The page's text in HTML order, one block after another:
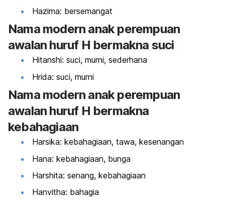
Hazima: bersemangat
Nama modern anak perempuan
awalan huruf H bermakna suci
Hitanshi: suci, murni, sederhana
Hrida: suci, murni
Nama modern anak perempuan
awalan huruf H bermakna
kebahagiaan
Harsika: kebahagiaan, tawa, kesenangan
Hana: kebahagiaan, bunga
Harshita: senang, kebahagiaan
Hanvitha: bahagia